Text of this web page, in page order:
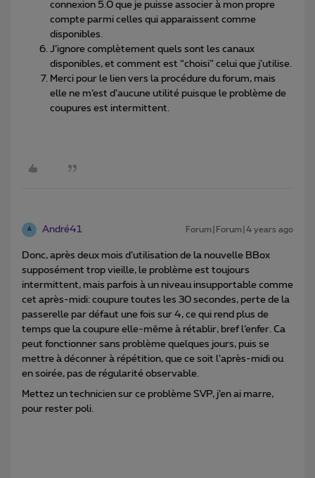
connexion 5.0 que je puisse associer à mon propre
compte parmi celles qui apparaissent comme
disponibles.
J’ignore complètement quels sont les canaux
disponibles, et comment est “choisi” celui que j’utilise.
Merci pour le lien vers la procédure du forum, mais
elle ne m’est d’aucune utilité puisque le problème de
coupures est intermittent.
A André41 Forum|Forum|4 years ago
Donc, après deux mois d’utilisation de la nouvelle BBox
supposément trop vieille, le problème est toujours
intermittent, mais parfois à un niveau insupportable comme
cet après-midi: coupure toutes les 30 secondes, perte de la
passerelle par défaut une fois sur 4, ce qui rend plus de
temps que la coupure elle-même à rétablir, bref l’enfer. Ca
peut fonctionner sans problème quelques jours, puis se
mettre à déconner à répétition, que ce soit l’après-midi ou
en soirée, pas de régularité observable.
Mettez un technicien sur ce problème SVP, j’en ai marre,
pour rester poli.